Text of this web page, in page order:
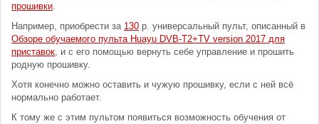
прошивки.
Например, приобрести за 130 р. универсальный пульт, описанный в
Обзоре обучаемого пульта Huayu DVB-T2+TV version 2017 для
приставок, и с его помощью вернуть себе управление и прошить
родную прошивку.
Хотя конечно можно оставить и чужую прошивку, если с ней всё
нормально работает.
К тому же с этим пультом появиться возможность обучения от